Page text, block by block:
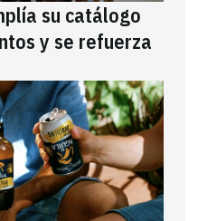
su catálogo
y se refuerza